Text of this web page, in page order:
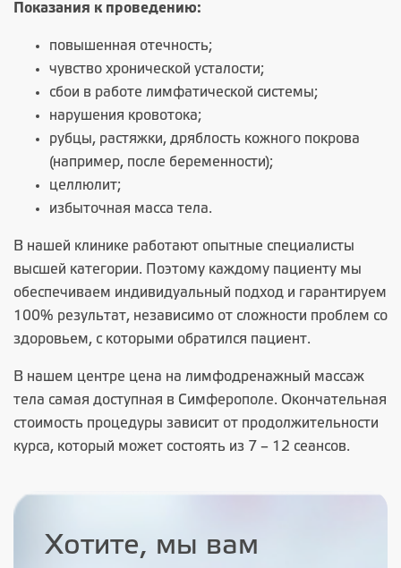
Показания к проведению:
повышенная отечность;
чувство хронической усталости;
сбои в работе лимфатической системы;
нарушения кровотока;
рубцы, растяжки, дряблость кожного покрова
(например, после беременности);
целлюлит;
избыточная масса тела.
В нашей клинике работают опытные специалисты
высшей категории. Поэтому каждому пациенту мы
обеспечиваем индивидуальный подход и гарантируем
100% результат, независимо от сложности проблем со
здоровьем, с которыми обратился пациент.
В нашем центре цена на лимфодренажный массаж
тела самая доступная в Симферополе. Окончательная
стоимость процедуры зависит от продолжительности
курса, который может состоять из 7 – 12 сеансов.
Хотите, мы вам